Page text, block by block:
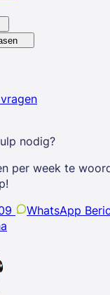
nodig?
per week te
WhatsApp